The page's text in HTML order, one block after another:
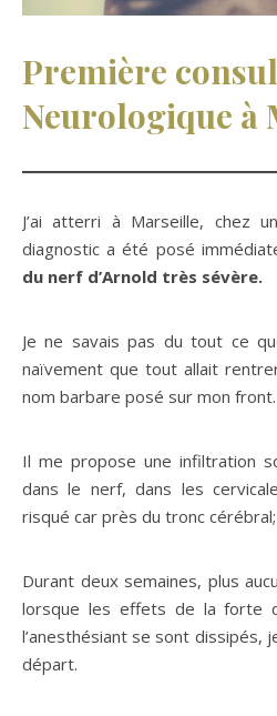
Première
Neurologique à
J’ai atterri à Marseille, chez
diagnostic a été posé
du nerf d’Arnold très sévère.
Je ne savais pas du tout ce
naïvement que tout allait
nom barbare posé sur mon front.
Il me propose une infiltration
dans le nerf, dans les
risqué car près du tronc cérébral;
Durant deux semaines, plus
lorsque les effets de la forte
l’anesthésiant se sont dissipés,
départ.